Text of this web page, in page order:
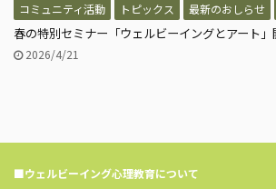
コミュニティ活動 トピックス 最新のおしらせ
春の特別セミナー「ウェルビーイングとアート
2026/4/21
■ウェルビーイング心理教育について